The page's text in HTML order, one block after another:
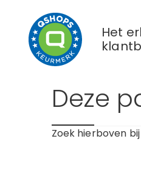
Het
Deze
Zoek hierboven bij